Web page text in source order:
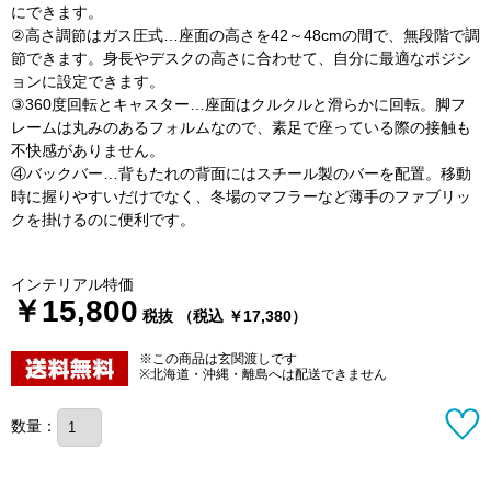
にできます。
②高さ調節はガス圧式…座面の高さを42～48cmの間で、無段階で調
節できます。身長やデスクの高さに合わせて、自分に最適なポジシ
ョンに設定できます。
③360度回転とキャスター…座面はクルクルと滑らかに回転。脚フ
レームは丸みのあるフォルムなので、素足で座っている際の接触も
不快感がありません。
④バックバー…背もたれの背面にはスチール製のバーを配置。移動
時に握りやすいだけでなく、冬場のマフラーなど薄手のファブリッ
クを掛けるのに便利です。
インテリアル特価
￥15,800 税抜 （税込 ￥17,380）
※この商品は玄関渡しです
※北海道・沖縄・離島へは配送できません
数量：